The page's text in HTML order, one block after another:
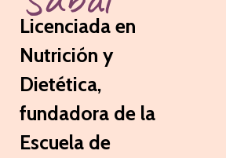
Licenciada en
Nutrición y
Dietética,
fundadora de la
Escuela de